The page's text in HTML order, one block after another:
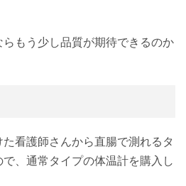
もう少し品質が期待できるのか
看護師さんから直腸で測れるタ
、通常タイプの体温計を購入し